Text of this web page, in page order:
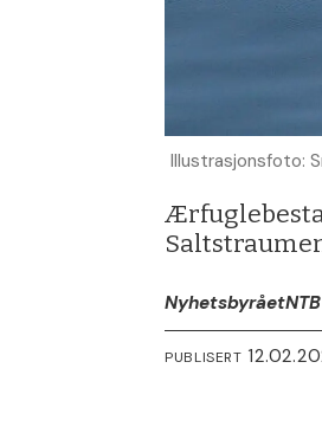
Illustrasjonsfoto:
NyhetsbyråetNTB
PUBLISERT